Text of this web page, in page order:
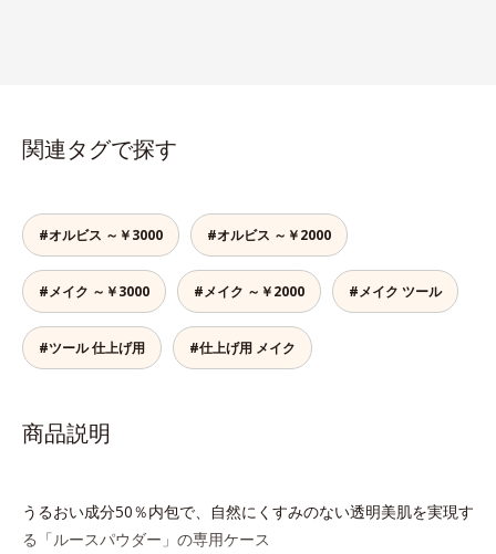
関連タグで探す
#オルビス ～￥3000 #オルビス ～￥2000
#メイク ～￥3000 #メイク ～￥2000 #メイク ツール
#ツール 仕上げ用 #仕上げ用 メイク
商品説明
うるおい成分50％内包で、自然にくすみのない透明美肌を実現す
る「ルースパウダー」の専用ケース